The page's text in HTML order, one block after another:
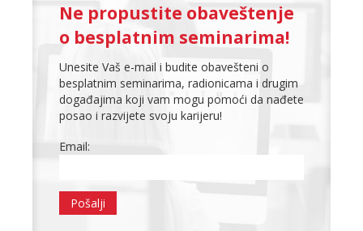
Ne propustite obaveštenje
o besplatnim seminarima!
Unesite Vaš e-mail i budite obavešteni o
besplatnim seminarima, radionicama i drugim
događajima koji vam mogu pomoći da nađete
posao i razvijete svoju karijeru!
Email: